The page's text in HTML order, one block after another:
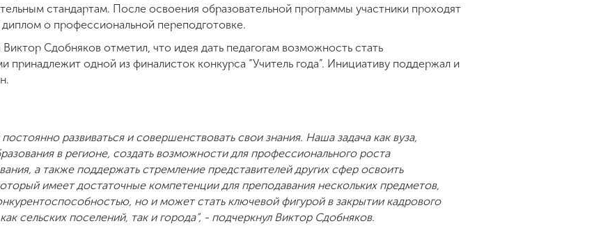
стандартам. После освоения образовательной программы участники проходят
о профессиональной переподготовке.
Сдобняков отметил, что идея дать педагогам возможность стать
одной из финалисток конкурса “Учитель года”. Инициативу поддержал и
развиваться и совершенствовать свои знания. Наша задача как вуза,
в регионе, создать возможности для профессионального роста
а также поддержать стремление представителей других сфер освоить
имеет достаточные компетенции для преподавания нескольких предметов,
но и может стать ключевой фигурой в закрытии кадрового
сельских поселений, так и города”, - подчеркнул Виктор Сдобняков.